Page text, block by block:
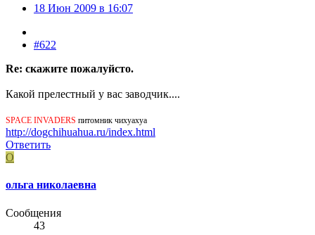
18 Июн 2009 в 16:07
#622
Re: скажите пожалуйсто.
Какой прелестный у вас заводчик....
SPACE INVADERS питомник чихуахуа
http://dogchihuahua.ru/index.html
Ответить
О
ольга николаевна
Сообщения
43